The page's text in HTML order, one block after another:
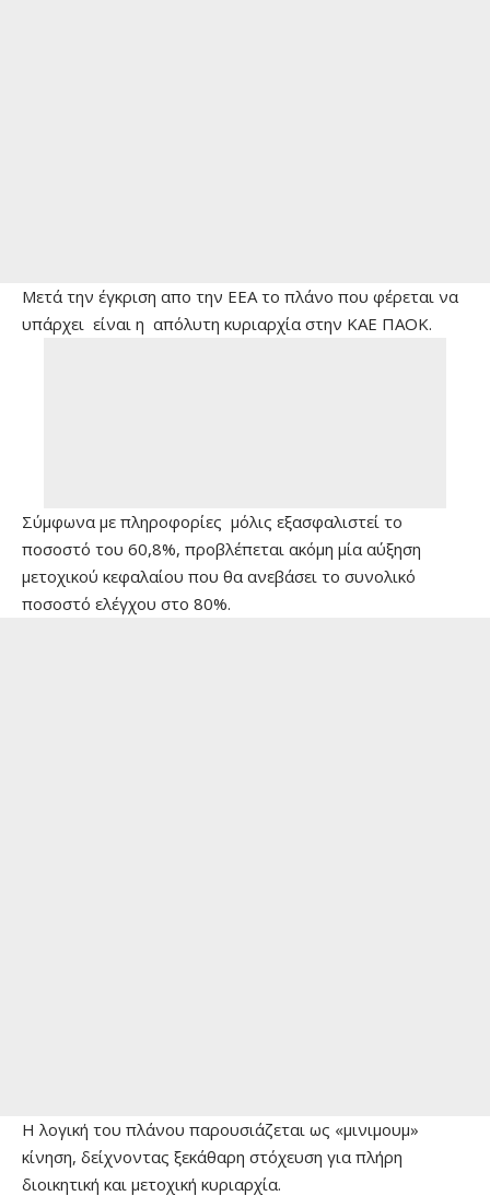
Μετά την έγκριση απο την ΕΕΑ το πλάνο που φέρεται να
υπάρχει είναι η απόλυτη κυριαρχία στην ΚΑΕ ΠΑΟΚ.
Σύμφωνα με πληροφορίες μόλις εξασφαλιστεί το
ποσοστό του 60,8%, προβλέπεται ακόμη μία αύξηση
μετοχικού κεφαλαίου που θα ανεβάσει το συνολικό
ποσοστό ελέγχου στο 80%.
Η λογική του πλάνου παρουσιάζεται ως «μινιμουμ»
κίνηση, δείχνοντας ξεκάθαρη στόχευση για πλήρη
διοικητική και μετοχική κυριαρχία.